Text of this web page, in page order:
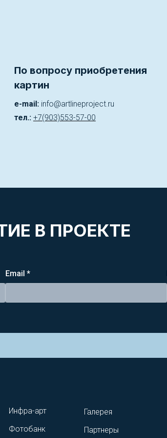
По вопросу приобретения
картин
e-mail: info@artlineproject.ru
тел.: +7(903)553-57-00
В ПРОЕКТЕ
Email *
Галерея
Партнеры
Инфра-арт
Фотобанк